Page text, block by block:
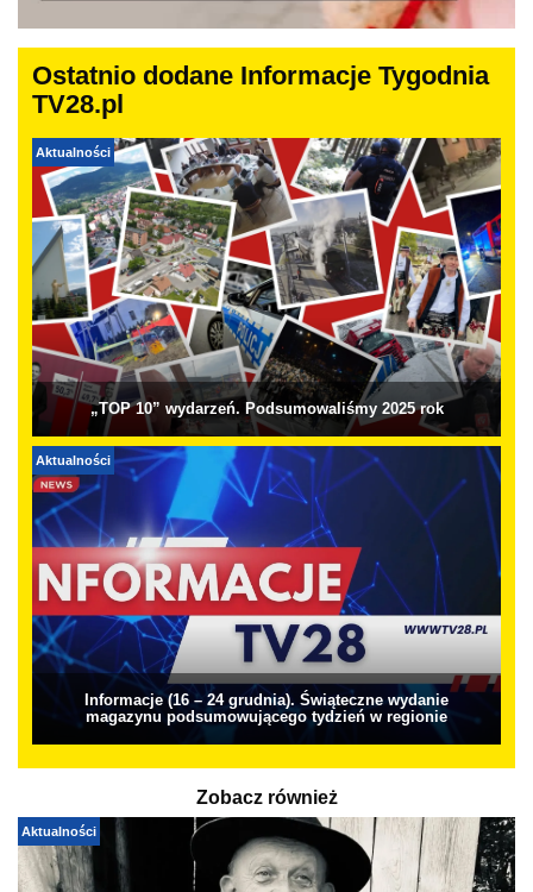
Ostatnio dodane Informacje Tygodnia
TV28.pl
Aktualności
„TOP 10” wydarzeń. Podsumowaliśmy 2025 rok
Aktualności
Informacje (16 – 24 grudnia). Świąteczne wydanie
magazynu podsumowującego tydzień w regionie
Zobacz również
Aktualności